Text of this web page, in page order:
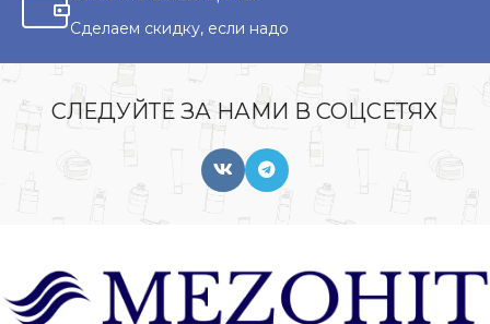
Сделаем скидку, если надо
СЛЕДУЙТЕ ЗА НАМИ В СОЦСЕТЯХ